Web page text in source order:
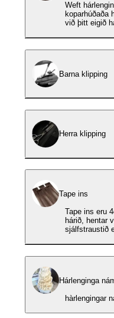
Weft
koparhúðaða
við þitt eigið
Barna klipping
Herra klipping
Tape ins
Tape ins eru
hárið, hentar
sjálfstraustið
Hárlenginga
hàrlengingar